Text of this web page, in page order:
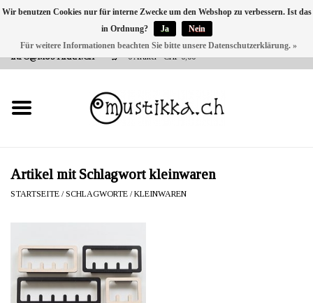
VERSANDKOSTEN 0 CHF INNERHALB CH | INT. VERSAND ÜBER
INFO@MUSTIKKA.CH
0 Artikel - CHF 0,00
NEU BEI UNS
SHOP - A PIECE OF
FINLAND FOR YOU
Artikel mit Schlagwort kleinwaren
STARTSEITE /SCHLAGWORTE /KLEINWAREN
Wir benutzen Cookies nur für interne Zwecke um den Webshop zu verbessern. Ist das
in Ordnung?
Ja
Nein
Für weitere Informationen beachten Sie bitte unsere Datenschutzerklärung. »